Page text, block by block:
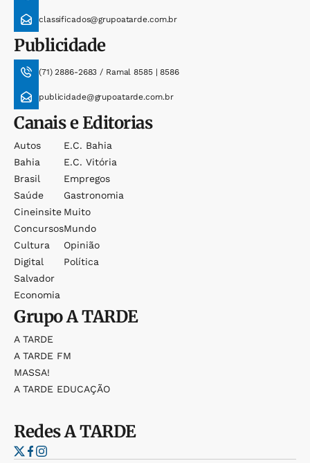
classificados@grupoatarde.com.br
Publicidade
(71) 2886-2683 / Ramal 8585 | 8586
publicidade@grupoatarde.com.br
Canais e Editorias
Autos
Bahia
Brasil
Saúde
Cineinsite
Concursos
Cultura
Digital
Salvador
Economia
E.c. Bahia
E.c. Vitória
Empregos
Gastronomia
Muito
Mundo
Opinião
Política
GrupoA TARDE
A TARDE
A TARDE FM
MASSA!
A TARDE EDUCAÇÃO
RedesA TARDE